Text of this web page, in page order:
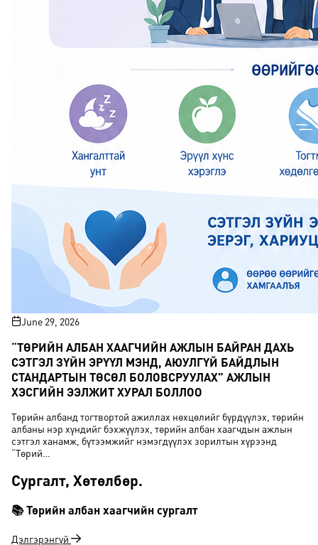
June 29, 2026
“ТӨРИЙН АЛБАН ХААГЧИЙН АЖЛЫН БАЙРАН ДАХЬ
СЭТГЭЛ ЗҮЙН ЭРҮҮЛ МЭНД, АЮУЛГҮЙ БАЙДЛЫН
СТАНДАРТЫН ТӨСӨЛ БОЛОВСРУУЛАХ” АЖЛЫН
ХЭСГИЙН ЭЭЛЖИТ ХУРАЛ БОЛЛОО
Төрийн албанд тогтвортой ажиллах нөхцөлийг бүрдүүлэх, төрийн
албаны нэр хүндийг бэхжүүлэх, төрийн албан хаагчдын ажлын
сэтгэл ханамж, бүтээмжийг нэмэгдүүлэх зорилтын хүрээнд
“Төрий…
Сургалт, Хөтөлбөр.
📚 Төрийн албан хаагчийн сургалт
Дэлгэрэнгүй